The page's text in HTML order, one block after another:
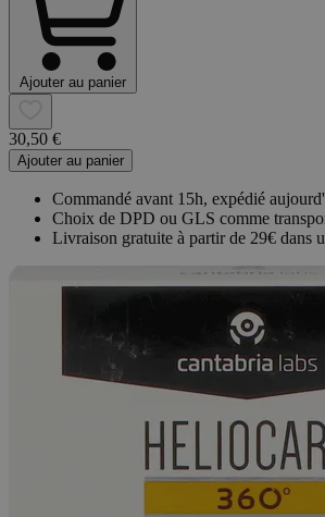
Ajouter au panier
30,50 €
Ajouter au panier
Commandé avant 15h, expédié
Choix de DPD ou GLS comme
Livraison gratuite à partir de 29€ dans